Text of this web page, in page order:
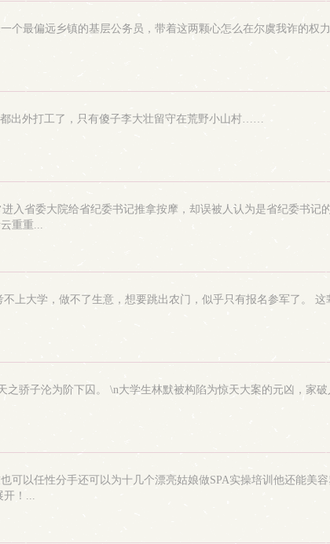
个最偏远乡镇的基层公务员，带着这两颗心怎么在尔虞我诈的权
出外打工了，只有傻子李大壮留守在荒野小山村……
入省委大院给省纪委书记推拿按摩，却误被人认为是省纪委书
重重...
上大学，做不了生意，想要跳出农门，似乎只有报名参军了。
之骄子沦为阶下囚。 \n大学生林默被构陷为惊天大案的元凶，家
可以任性分手还可以为十几个漂亮姑娘做SPA实操培训他还能美
开！...